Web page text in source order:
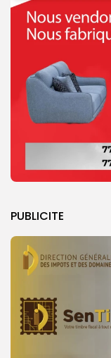
PUBLICITE